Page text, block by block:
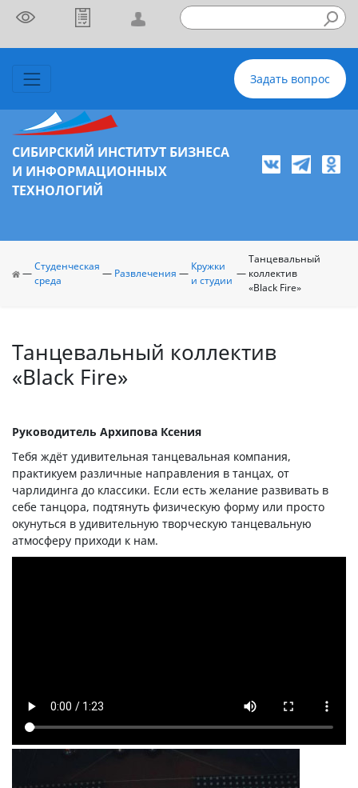
Задать вопрос
СИБИРСКИЙ ИНСТИТУТ БИЗНЕСА
И ИНФОРМАЦИОННЫХ
ТЕХНОЛОГИЙ
—
Студенческая
среда
— Развлечения —
Кружки
и студии
—
Танцевальный
коллектив
«Black Fire»
Танцевальный коллектив
«Black Fire»
Руководитель Архипова Ксения
Тебя ждёт удивительная танцевальная компания,
практикуем различные направления в танцах, от
чарлидинга до классики. Если есть желание развивать в
себе танцора, подтянуть физическую форму или просто
окунуться в удивительную творческую танцевальную
атмосферу приходи к нам.